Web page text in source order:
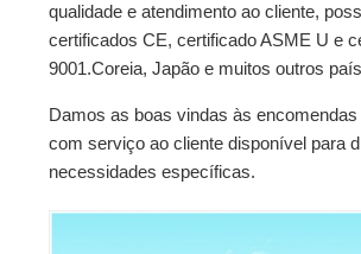
qualidade e atendimento ao cliente,
certificados CE, certificado ASME U e
9001.Coreia, Japão e muitos outros
Damos as boas vindas às
com serviço ao cliente disponível para
necessidades específicas.